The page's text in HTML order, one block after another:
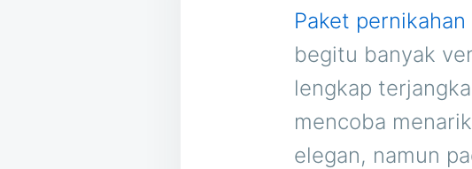
Paket
begitu banyak
lengkap
mencoba
elegan, namun